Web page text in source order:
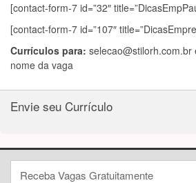
[contact-form-7 id=”32″
[contact-form-7 id=”107″
Currículos para: selecao@stilorh.com.br
nome da vaga
Envie seu Currículo
Receba Vagas Gratuitamente